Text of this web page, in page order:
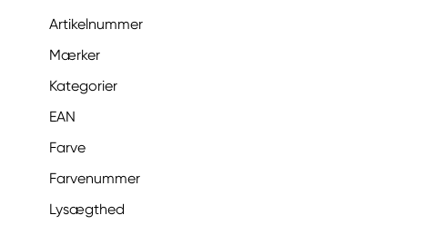
Artikelnummer
Mærker
Kategorier
EAN
Farve
Farvenummer
Lysægthed